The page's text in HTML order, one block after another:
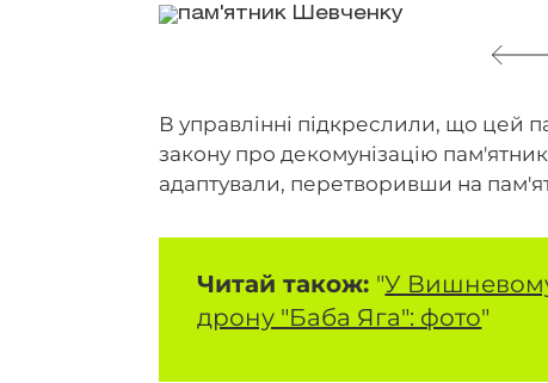
В управлінні підкреслили, що цей
закону про декомунізацію
адаптували, перетворивши на
Читай також: "У
дрону "Баба Яга": фото"